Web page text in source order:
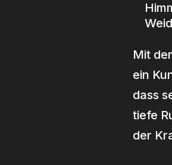
Mit
ein
dass
tiefe
der